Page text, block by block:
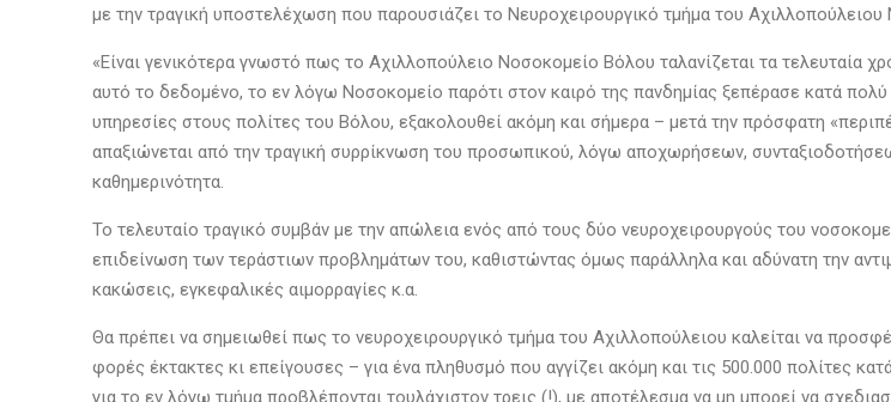
με την τραγική υποστελέχωση που παρουσιάζει το Νευροχειρουργικό τμήμα του
«Είναι γενικότερα γνωστό πως το Αχιλλοπούλειο Νοσοκομείο Βόλου ταλανίζεται τα τελευταία
αυτό το δεδομένο, το εν λόγω Νοσοκομείο παρότι στον καιρό της πανδημίας ξεπέρασε κατά
υπηρεσίες στους πολίτες του Βόλου, εξακολουθεί ακόμη και σήμερα – μετά την πρόσφατη
απαξιώνεται από την τραγική συρρίκνωση του προσωπικού, λόγω αποχωρήσεων,
καθημερινότητα.
Το τελευταίο τραγικό συμβάν με την απώλεια ενός από τους δύο νευροχειρουργούς του
επιδείνωση των τεράστιων προβλημάτων του, καθιστώντας όμως παράλληλα και αδύνατη την
κακώσεις, εγκεφαλικές αιμορραγίες κ.α.
Θα πρέπει να σημειωθεί πως το νευροχειρουργικό τμήμα του Αχιλλοπούλειου καλείται να
φορές έκτακτες κι επείγουσες – για ένα πληθυσμό που αγγίζει ακόμη και τις 500.000 πολίτες
για το εν λόγω τμήμα προβλέπονται τουλάχιστον τρεις (!), με αποτέλεσμα να μη μπορεί να